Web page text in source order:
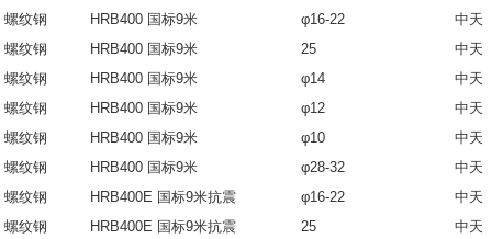
螺纹钢
HRB400 国标9米 φ16-22
中天
螺纹钢
HRB400 国标9米 25
中天
螺纹钢
HRB400 国标9米 φ14
中天
螺纹钢
HRB400 国标9米 φ12
中天
螺纹钢
HRB400 国标9米 φ10
中天
螺纹钢
HRB400 国标9米 φ28-32
中天
螺纹钢
HRB400E 国标9米抗震 φ16-22
中天
螺纹钢
HRB400E 国标9米抗震 25
中天